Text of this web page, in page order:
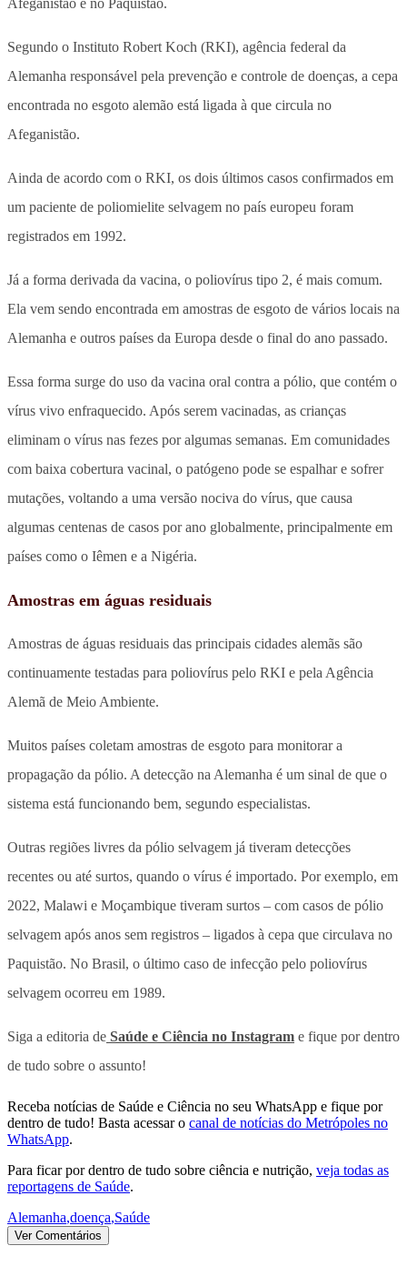
Segundo o Instituto Robert Koch (RKI), agência federal da
Alemanha responsável pela prevenção e controle de doenças, a cepa
encontrada no esgoto alemão está ligada à que circula no
Afeganistão.
Ainda de acordo com o RKI, os dois últimos casos confirmados em
um paciente de poliomielite selvagem no país europeu foram
registrados em 1992.
Já a forma derivada da vacina, o poliovírus tipo 2, é mais comum.
Ela vem sendo encontrada em amostras de esgoto de vários locais na
Alemanha e outros países da Europa desde o final do ano passado.
Essa forma surge do uso da vacina oral contra a pólio, que contém o
vírus vivo enfraquecido. Após serem vacinadas, as crianças
eliminam o vírus nas fezes por algumas semanas. Em comunidades
com baixa cobertura vacinal, o patógeno pode se espalhar e sofrer
mutações, voltando a uma versão nociva do vírus, que causa
algumas centenas de casos por ano globalmente, principalmente em
países como o Iêmen e a Nigéria.
Amostras em águas residuais
Amostras de águas residuais das principais cidades alemãs são
continuamente testadas para poliovírus pelo RKI e pela Agência
Alemã de Meio Ambiente.
Muitos países coletam amostras de esgoto para monitorar a
propagação da pólio. A detecção na Alemanha é um sinal de que o
sistema está funcionando bem, segundo especialistas.
Outras regiões livres da pólio selvagem já tiveram detecções
recentes ou até surtos, quando o vírus é importado. Por exemplo, em
2022, Malawi e Moçambique tiveram surtos – com casos de pólio
selvagem após anos sem registros – ligados à cepa que circulava no
Paquistão. No Brasil, o último caso de infecção pelo poliovírus
selvagem ocorreu em 1989.
Siga a editoria de Saúde e Ciência no Instagram e fique por dentro
de tudo sobre o assunto!
Receba notícias de Saúde e Ciência no seu WhatsApp e fique por
dentro de tudo! Basta acessar o canal de notícias do Metrópoles no
WhatsApp.
Para ficar por dentro de tudo sobre ciência e nutrição, veja todas as
reportagens de Saúde.
Alemanha,doença,Saúde
Ver Comentários